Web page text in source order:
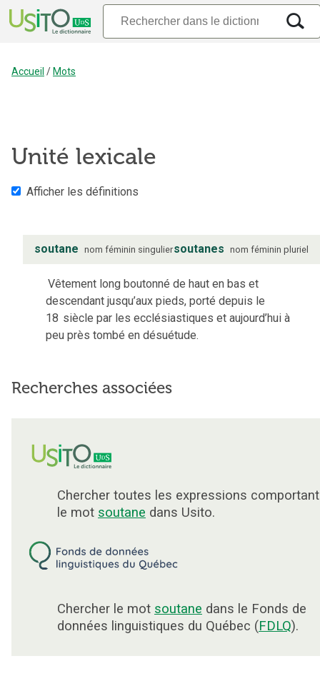
Accueil / Mots
Unité lexicale
Afficher les définitions
soutane nom féminin singuliersoutanes nom féminin pluriel
Vêtement long boutonné de haut en bas et
descendant jusqu’aux pieds, porté depuis le
18 siècle par les ecclésiastiques et aujourd’hui à
peu près tombé en désuétude.
Recherches associées
Chercher toutes les expressions comportant
le mot soutane dans Usito.
Chercher le mot soutane dans le Fonds de
données linguistiques du Québec (FDLQ).